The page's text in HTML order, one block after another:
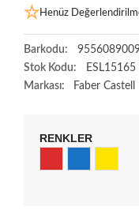
Henüz
Barkodu:
Stok Kodu:
ESL15165
Markası:
Faber Castell
RENKLER